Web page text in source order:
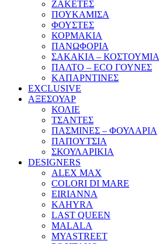
ΖΑΚΕΤΕΣ
ΠΟΥΚΑΜΙΣΑ
ΦΟΥΣΤΕΣ
ΚΟΡΜΑΚΙΑ
ΠΑΝΩΦΟΡΙΑ
ΣΑΚΑΚΙΑ – ΚΟΣΤΟΥΜΙΑ
ΠΑΛΤΟ – ECO ΓΟΥΝΕΣ
ΚΑΠΑΡΝΤΙΝΕΣ
EXCLUSIVE
ΑΞΕΣΟΥΑΡ
ΚΟΛΙΕ
ΤΣΑΝΤΕΣ
ΠΑΣΜΙΝΕΣ – ΦΟΥΛΑΡΙΑ
ΠΑΠΟΥΤΣΙΑ
ΣΚΟΥΛΑΡΙΚΙΑ
DESIGNERS
ALEX MAX
COLORI DI MARE
EIRIANNA
KAHYRA
LAST QUEEN
MALALA
MYASTREET